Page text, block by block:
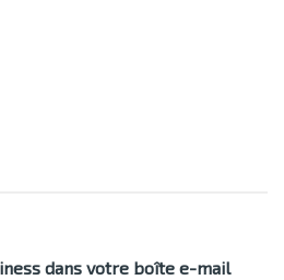
dans votre boîte e-mail